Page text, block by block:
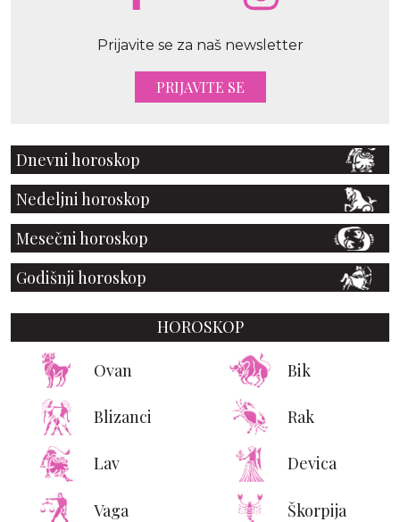
Prijavite se za naš newsletter
PRIJAVITE SE
Dnevni horoskop
Nedeljni horoskop
Mesečni horoskop
Godišnji horoskop
HOROSKOP
Ovan Bik
Blizanci Rak
Lav Devica
Vaga Škorpija